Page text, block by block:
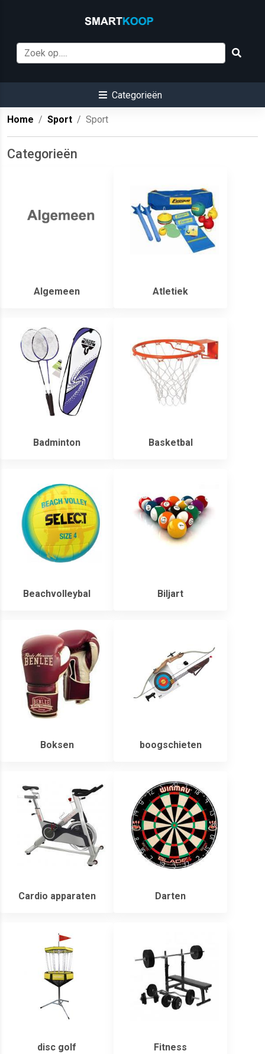
Categorieën
Home Sport Sport
Categorieën
Algemeen Atletiek
Badminton Basketbal
Beachvolleybal Biljart
Boksen boogschieten
Cardio apparaten Darten
disc golf Fitness